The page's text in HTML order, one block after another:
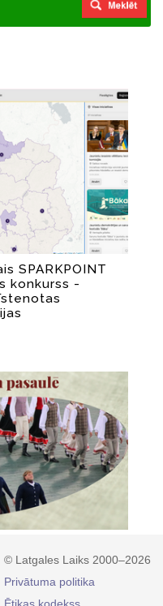
© Latgales Laiks 2000–2026
Privātuma politika